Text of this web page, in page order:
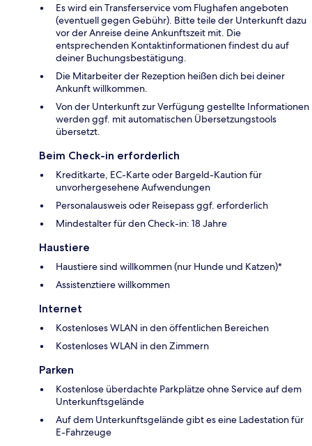
Es wird ein Transferservice vom Flughafen angeboten
(eventuell gegen Gebühr). Bitte teile der Unterkunft dazu
vor der Anreise deine Ankunftszeit mit. Die
entsprechenden Kontaktinformationen findest du auf
deiner Buchungsbestätigung.
Die Mitarbeiter der Rezeption heißen dich bei deiner
Ankunft willkommen.
Von der Unterkunft zur Verfügung gestellte Informationen
werden ggf. mit automatischen Übersetzungstools
übersetzt.
Beim Check-in erforderlich
Kreditkarte, EC-Karte oder Bargeld-Kaution für
unvorhergesehene Aufwendungen
Personalausweis oder Reisepass ggf. erforderlich
Mindestalter für den Check-in: 18 Jahre
Haustiere
Haustiere sind willkommen (nur Hunde und Katzen)*
Assistenztiere willkommen
Internet
Kostenloses WLAN in den öffentlichen Bereichen
Kostenloses WLAN in den Zimmern
Parken
Kostenlose überdachte Parkplätze ohne Service auf dem
Unterkunftsgelände
Auf dem Unterkunftsgelände gibt es eine Ladestation für
E-Fahrzeuge